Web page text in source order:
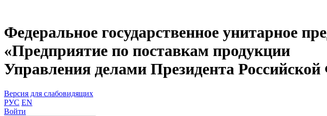
Федеральное государственное унитарное
«Предприятие по поставкам продукции
Управления делами Президента
Версия для слабовидящих
РУС EN
Войти